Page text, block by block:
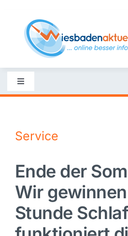
content
Toggle
Navigation
Nachrichten
Politik
Wirtschaft
Sport
Service
Ende der
Wir
Stunde